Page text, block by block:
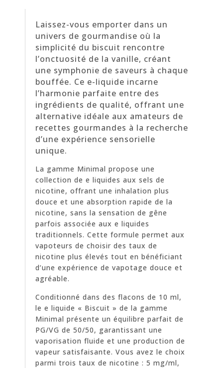
Laissez-vous emporter dans un
univers de gourmandise où la
simplicité du biscuit rencontre
l’onctuosité de la vanille, créant
une symphonie de saveurs à chaque
bouffée. Ce e-liquide incarne
l’harmonie parfaite entre des
ingrédients de qualité, offrant une
alternative idéale aux amateurs de
recettes gourmandes à la recherche
d’une expérience sensorielle
unique.
La gamme Minimal propose une
collection de e liquides aux sels de
nicotine, offrant une inhalation plus
douce et une absorption rapide de la
nicotine, sans la sensation de gêne
parfois associée aux e liquides
traditionnels. Cette formule permet aux
vapoteurs de choisir des taux de
nicotine plus élevés tout en bénéficiant
d’une expérience de vapotage douce et
agréable.
Conditionné dans des flacons de 10 ml,
le e liquide « Biscuit » de la gamme
Minimal présente un équilibre parfait de
PG/VG de 50/50, garantissant une
vaporisation fluide et une production de
vapeur satisfaisante. Vous avez le choix
parmi trois taux de nicotine : 5 mg/ml,